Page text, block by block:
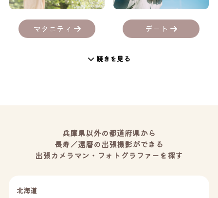
マタニティ デート
続きを見る
兵庫県以外の都道府県から
長寿／還暦の出張撮影ができる
出張カメラマン・フォトグラファーを探す
北海道